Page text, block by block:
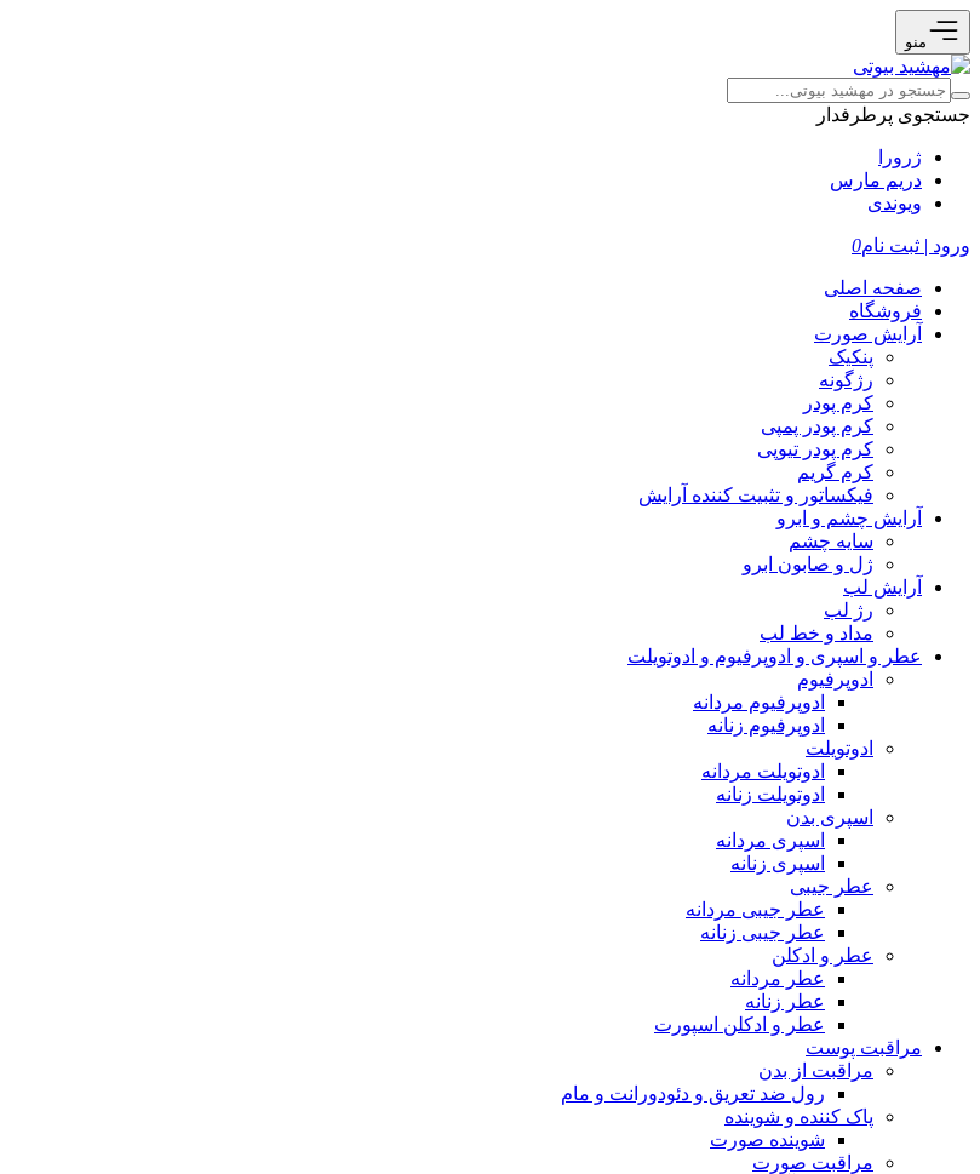
منو
جستجوی پرطرفدار
ژرورا
دریم مارس
ویوندی
ورود | ثبت نام0
صفحه اصلی
فروشگاه
آرایش صورت
پنکیک
رژگونه
کرم پودر
کرم پودر پمپی
کرم پودر تیوپی
کرم گریم
فیکساتور و تثبیت کننده آرایش
آرایش چشم و ابرو
سایه چشم
ژل و صابون ابرو
آرایش لب
رژ لب
مداد و خط لب
عطر و اسپری و ادوپرفیوم و ادوتویلت
ادوپرفیوم
ادوپرفیوم مردانه
ادوپرفیوم زنانه
ادوتویلت
ادوتویلت مردانه
ادوتویلت زنانه
اسپری بدن
اسپری مردانه
اسپری زنانه
عطر جیبی
عطر جیبی مردانه
عطر جیبی زنانه
عطر و ادکلن
عطر مردانه
عطر زنانه
عطر و ادکلن اسپورت
مراقبت پوست
مراقبت از بدن
رول ضد تعریق و دئودورانت و مام
پاک کننده و شوینده
شوینده صورت
مراقبت صورت